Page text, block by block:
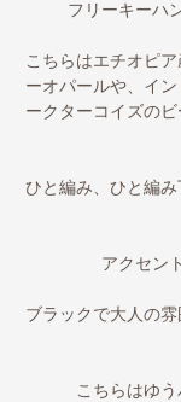
フリーキーハ
こちらはエチオピ
ーオパールや、イ
ークターコイズの
ひと編み、ひと編
アクセン
ブラックで大人の
こちらはゆう